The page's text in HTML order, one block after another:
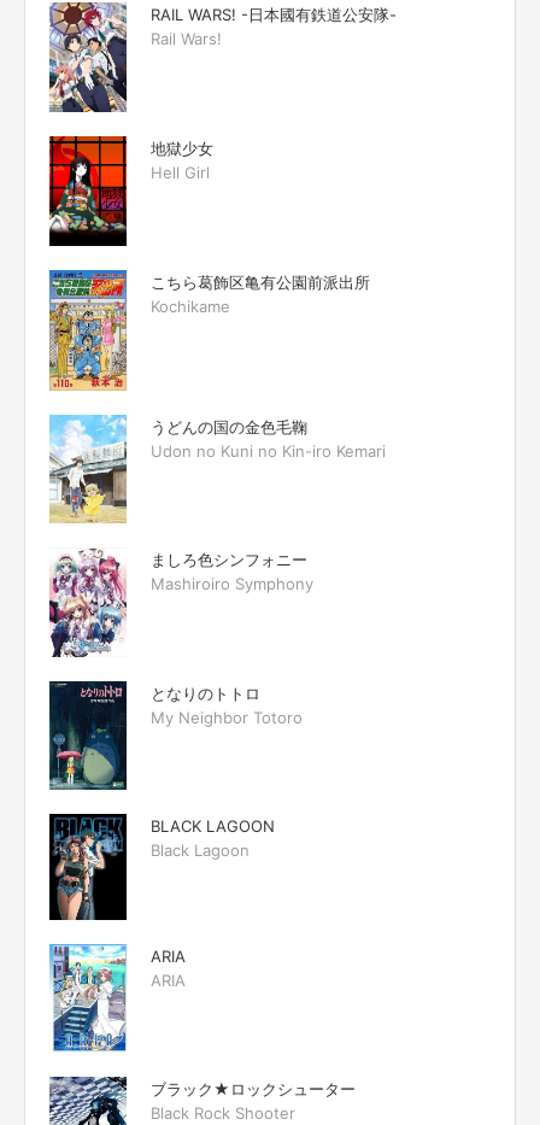
RAIL WARS! -日本國有鉄道公安隊-
Rail Wars!
地獄少女
Hell Girl
こちら葛飾区亀有公園前派出所
Kochikame
うどんの国の金色毛鞠
Udon no Kuni no Kin-iro Kemari
ましろ色シンフォニー
Mashiroiro Symphony
となりのトトロ
My Neighbor Totoro
BLACK LAGOON
Black Lagoon
ARIA
ARIA
ブラック★ロックシューター
Black Rock Shooter